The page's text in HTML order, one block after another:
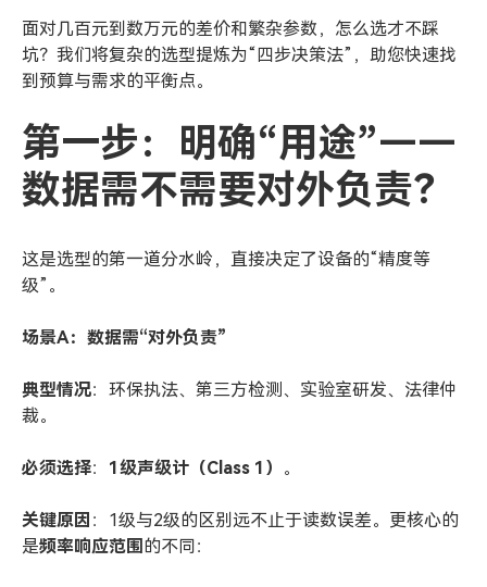
面对几百元到数万元的差价和繁杂参数，怎么选才不踩
坑？我们将复杂的选型提炼为“四步决策法”，助您快速找
到预算与需求的平衡点。
第一步：明确“用途”——
数据需不需要对外负责？
这是选型的第一道分水岭，直接决定了设备的“精度等
级”。
场景A：数据需“对外负责”
典型情况：环保执法、第三方检测、实验室研发、法律仲
裁。
必须选择： 1级声级计（Class 1） 。
关键原因 ：1级与2级的区别远不止于读数误差。更核心的
是频率响应范围 的不同：